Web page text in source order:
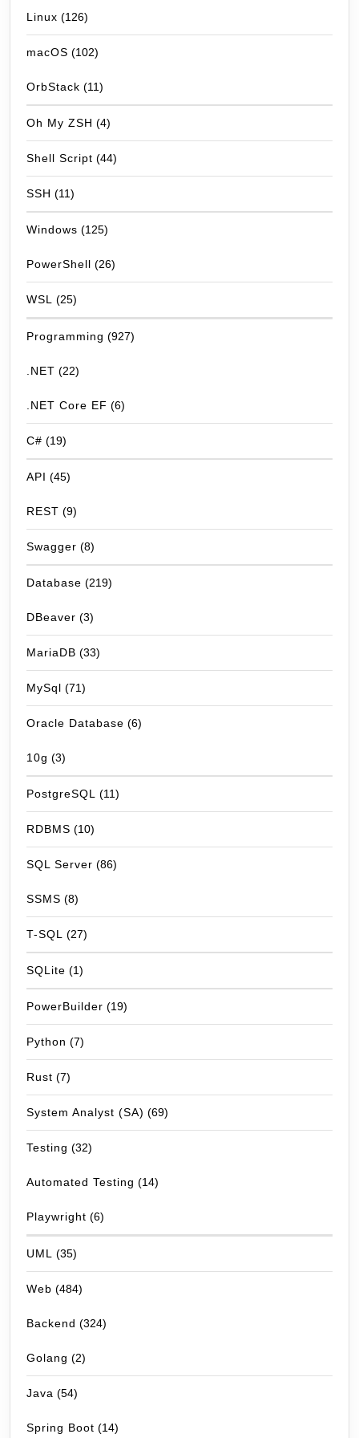
Linux (126)
macOS (102)
OrbStack (11)
Oh My ZSH (4)
Shell Script (44)
SSH (11)
Windows (125)
PowerShell (26)
WSL (25)
Programming (927)
.NET (22)
.NET Core EF (6)
C# (19)
API (45)
REST (9)
Swagger (8)
Database (219)
DBeaver (3)
MariaDB (33)
MySql (71)
Oracle Database (6)
10g (3)
PostgreSQL (11)
RDBMS (10)
SQL Server (86)
SSMS (8)
T-SQL (27)
SQLite (1)
PowerBuilder (19)
Python (7)
Rust (7)
System Analyst (SA) (69)
Testing (32)
Automated Testing (14)
Playwright (6)
UML (35)
Web (484)
Backend (324)
Golang (2)
Java (54)
Spring Boot (14)